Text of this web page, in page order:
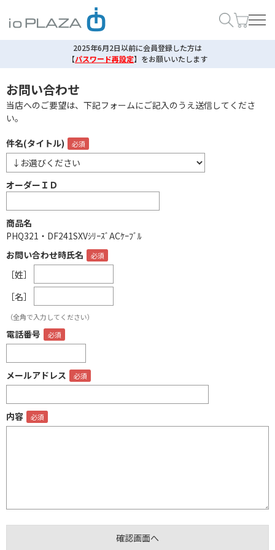
2025年6月2日以前に会員登録した方は
【パスワード再設定】 をお願いいたします
お問い合わせ
当店へのご要望は、下記フォームにご記入のうえ送信してくださ
い。
件名(タイトル)
オーダーＩＤ
商品名
PHQ321・DF241SXVｼﾘｰｽﾞACｹｰﾌﾞﾙ
お問い合わせ時氏名
［姓］
［名］
（全角で入力してください）
電話番号
メールアドレス
内容